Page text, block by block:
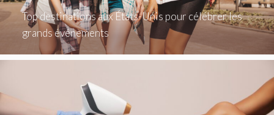
Top destinations aux États-Unis pour célébrer les
grands événements